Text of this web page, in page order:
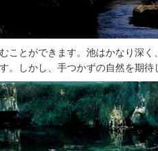
ことができます。池はかなり深
。しかし、手つかずの自然を期待